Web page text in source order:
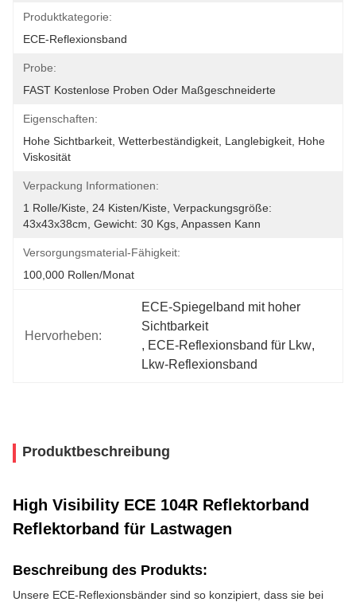
Produktkategorie:
ECE-Reflexionsband
Probe:
FAST Kostenlose Proben Oder Maßgeschneiderte
Eigenschaften:
Hohe Sichtbarkeit, Wetterbeständigkeit, Langlebigkeit, Hohe
Viskosität
Verpackung Informationen:
1 Rolle/Kiste, 24 Kisten/Kiste, Verpackungsgröße:
43x43x38cm, Gewicht: 30 Kgs, Anpassen Kann
Versorgungsmaterial-Fähigkeit:
100,000 Rollen/Monat
Hervorheben:
ECE-Spiegelband mit hoher
Sichtbarkeit
, ECE-Reflexionsband für Lkw,
Lkw-Reflexionsband
Produktbeschreibung
High Visibility ECE 104R Reflektorband
Reflektorband für Lastwagen
Beschreibung des Produkts:
Unsere ECE-Reflexionsbänder sind so konzipiert, dass sie bei